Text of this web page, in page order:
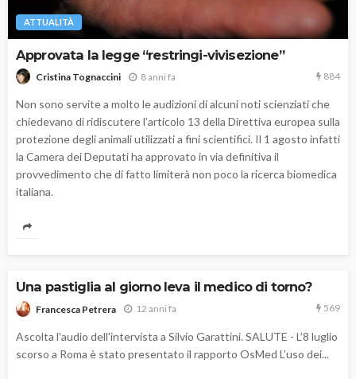
ATTUALITÀ
Approvata la legge “restringi-vivisezione”
Cristina Tognaccini 8 anni fa 884
Non sono servite a molto le audizioni di alcuni noti scienziati che
chiedevano di ridiscutere l’articolo 13 della Direttiva europea sulla
protezione degli animali utilizzati a fini scientifici. Il 1 agosto infatti
la Camera dei Deputati ha approvato in via definitiva il
provvedimento che di fatto limiterà non poco la ricerca biomedica
italiana.
Una pastiglia al giorno leva il medico di torno?
Francesca Petrera 12 anni fa 569
Ascolta l'audio dell'intervista a Silvio Garattini. SALUTE - L’8 luglio
scorso a Roma è stato presentato il rapporto OsMed L’uso dei...